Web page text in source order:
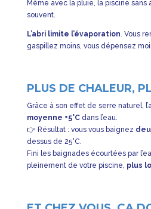
Même avec la pluie, la piscine sans
souvent.
L’abri limite l’évaporation . Vous
gaspillez moins, vous dépensez
PLUS DE CHALEUR,
Grâce à son effet de serre naturel,
moyenne +5°Cdans l’eau.
👉 Résultat : vous vous baignez
dessus de 25°C.
Fini les baignades écourtées par
pleinement de votre piscine, plus